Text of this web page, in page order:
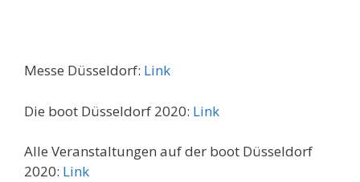
Messe Düsseldorf: Link
Die boot Düsseldorf 2020: Link
Alle Veranstaltungen auf der boot Düsseldorf
2020: Link